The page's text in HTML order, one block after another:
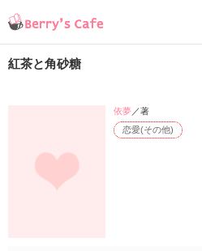
紅茶と角砂糖
恋愛(その他)
依夢／著